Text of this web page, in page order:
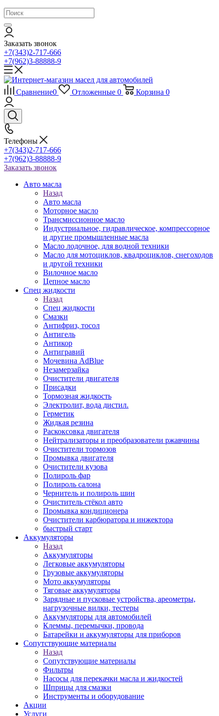
Заказать звонок
+7(343)2-717-666
+7(962)3-88888-9
Сравнение0 Отложенные 0 Корзина 0
Телефоны
+7(343)2-717-666
+7(962)3-88888-9
Заказать звонок
Авто масла
Назад
Авто масла
Моторное масло
Трансмиссионное масло
Индустриальное, гидравлическое, компрессорное
и другие промышленные масла
Масло лодочное, для водной техники
Масло для мотоциклов, квадроциклов, снегоходов
и другой техники
Вилочное масло
Цепное масло
Спец жидкости
Назад
Спец жидкости
Смазки
Антифриз, тосол
Антигель
Антикор
Антигравий
Мочевина AdBlue
Незамерзайка
Очистители двигателя
Присадки
Тормозная жидкость
Электролит, вода дистил.
Герметик
Жидкая резина
Раскоксовка двигателя
Нейтрализаторы и преобразователи ржавчины
Очистители тормозов
Промывка двигателя
Очистители кузова
Полироль фар
Полироль салона
Чернитель и полироль шин
Очиститель стёкол авто
Промывка кондиционера
Очистители карбюратора и инжектора
быстрый старт
Аккумуляторы
Назад
Аккумуляторы
Легковые аккумуляторы
Грузовые аккумуляторы
Мото аккумуляторы
Тяговые аккумуляторы
Зарядные и пусковые устройства, ареометры,
нагрузочные вилки, тестеры
Аккумуляторы для автомобилей
Клеммы, перемычки, провода
Батарейки и аккумуляторы для приборов
Сопутствующие материалы
Назад
Сопутствующие материалы
Фильтры
Насосы для перекачки масла и жидкостей
Шприцы для смазки
Инструменты и оборудование
Акции
Услуги